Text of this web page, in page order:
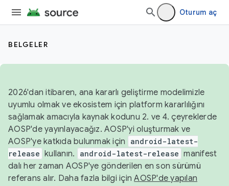
Oturum aç
BELGELER
2026'dan itibaren, ana kararlı geliştirme modelimizle
uyumlu olmak ve ekosistem için platform kararlılığını
sağlamak amacıyla kaynak kodunu 2. ve 4. çeyreklerde
AOSP'de yayınlayacağız. AOSP'yi oluşturmak ve
AOSP'ye katkıda bulunmak için
android-latest-
release kullanın. android-latest-release manifest
dalı her zaman AOSP'ye gönderilen en son sürümü
referans alır. Daha fazla bilgi içinAOSP'de yapılan